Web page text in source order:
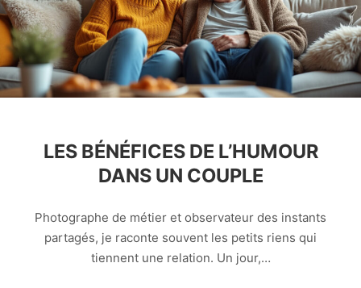
LES BÉNÉFICES DE L’HUMOUR
DANS UN COUPLE
Photographe de métier et observateur des instants
partagés, je raconte souvent les petits riens qui
tiennent une relation. Un jour,…